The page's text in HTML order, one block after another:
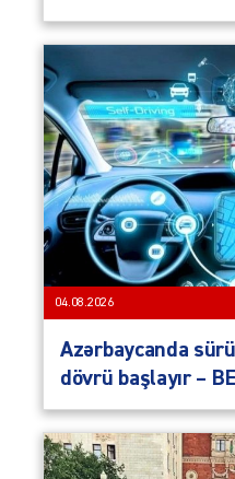
04.08.2026
Azərbaycanda
dövrü başlayır –